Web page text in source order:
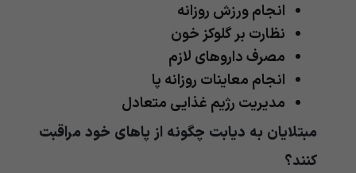
انجام ورزش روزانه
نظارت بر گلوکز خون
مصرف داروهای لازم
انجام معاینات روزانه پا
مدیریت رژیم غذایی متعادل
مبتلایان به دیابت چگونه از پاهای خود مراقبت
کنند؟